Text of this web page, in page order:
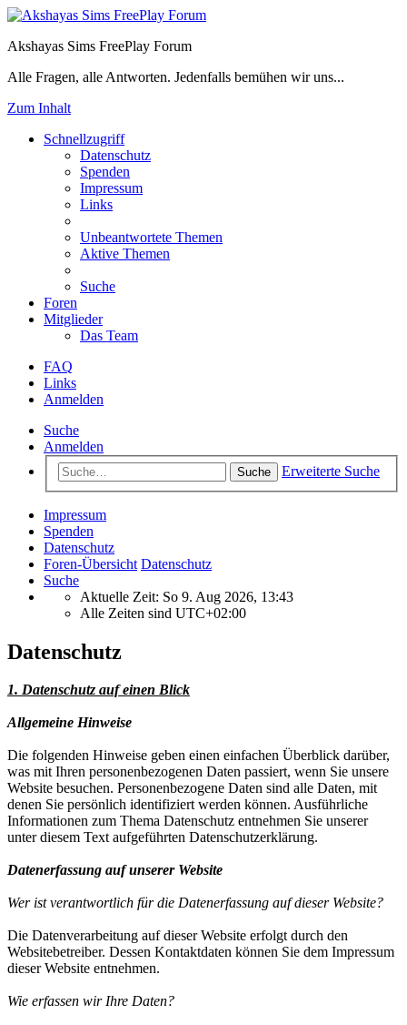
Akshayas Sims FreePlay Forum
Alle Fragen, alle Antworten. Jedenfalls bemühen wir uns...
Zum Inhalt
Schnellzugriff
Datenschutz
Spenden
Impressum
Links
Unbeantwortete Themen
Aktive Themen
Suche
Foren
Mitglieder
Das Team
FAQ
Links
Anmelden
Suche
Anmelden
Suche Erweiterte Suche
Impressum
Spenden
Datenschutz
Foren-Übersicht Datenschutz
Suche
Aktuelle Zeit: So 9. Aug 2026, 13:43
Alle Zeiten sind UTC+02:00
Datenschutz
1. Datenschutz auf einen Blick
Allgemeine Hinweise
Die folgenden Hinweise geben einen einfachen Überblick darüber,
was mit Ihren personenbezogenen Daten passiert, wenn Sie unsere
Website besuchen. Personenbezogene Daten sind alle Daten, mit
denen Sie persönlich identifiziert werden können. Ausführliche
Informationen zum Thema Datenschutz entnehmen Sie unserer
unter diesem Text aufgeführten Datenschutzerklärung.
Datenerfassung auf unserer Website
Wer ist verantwortlich für die Datenerfassung auf dieser Website?
Die Datenverarbeitung auf dieser Website erfolgt durch den
Websitebetreiber. Dessen Kontaktdaten können Sie dem Impressum
dieser Website entnehmen.
Wie erfassen wir Ihre Daten?